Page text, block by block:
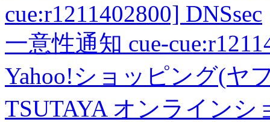
cue:r1211402800] DNSsec
一意性通知 cue-
Yahoo!ショッピング(ヤ
TSUTAYA オンラインシ